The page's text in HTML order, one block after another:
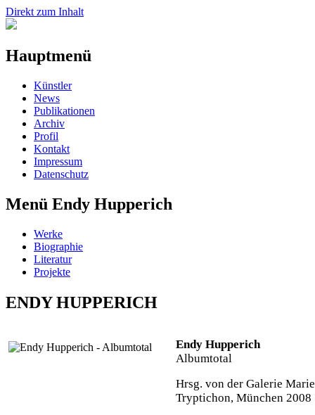
Direkt zum Inhalt
Hauptmenü
Künstler
News
Publikationen
Archiv
Profil
Kontakt
Impressum
Datenschutz
Menü Endy Hupperich
Werke
Biographie
Literatur
Projekte
ENDY HUPPERICH
Endy Hupperich
Albumtotal
Hrsg. von der Galerie
Tryptichon, München 2008